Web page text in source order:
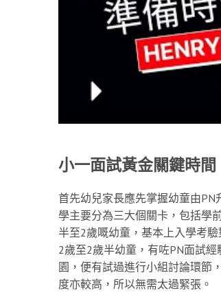
小一面試黃金關鍵時間
首先幼兒家長應先掌握幼童由
學主要分為三大個關卡，包括學
半至2歲嘅幼童，基本上入學考
2歲至2歲半幼童，有咗PN面試
園，便有試過進行小組討論環節
度亦較高，所以無需太過緊張。